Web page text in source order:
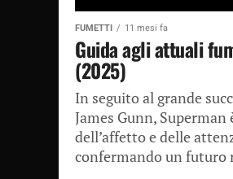
FUMETTI 11 mesi fa
Guida agli attuali
(2025)
In seguito al grande
James Gunn,
dell’affetto e delle
confermando un futuro